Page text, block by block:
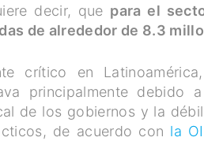
decir, que para el
de alrededor de 8.3
crítico en
principalmente debido
de los gobiernos y la
de acuerdo con la